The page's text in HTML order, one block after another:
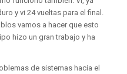
y vi 24 vueltas para el final.
vamos a hacer que esto
hizo un gran trabajo y ha
de sistemas hacia el